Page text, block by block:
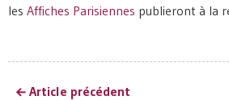
les Affiches Parisiennes publieront à la
Article précédent